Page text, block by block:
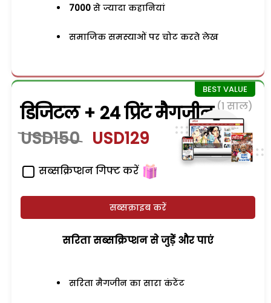
7000 से ज्यादा कहानियां
समाजिक समस्याओं पर चोट करते लेख
डिजिटल + 24 प्रिंट मैगजीन (1 साल)
USD150 USD129
सब्सक्रिप्शन गिफ्ट करें
सब्सक्राइब करें
सरिता सब्सक्रिप्शन से जुड़ेें और पाएं
सरिता मैगजीन का सारा कंटेंट